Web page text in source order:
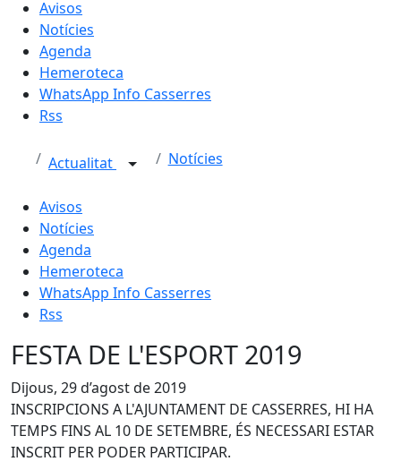
Avisos
Notícies
Agenda
Hemeroteca
WhatsApp Info Casserres
Rss
Actualitat Notícies
Avisos
Notícies
Agenda
Hemeroteca
WhatsApp Info Casserres
Rss
FESTA DE L'ESPORT 2019
Dijous, 29 d’agost de 2019
INSCRIPCIONS A L'AJUNTAMENT DE CASSERRES, HI HA
TEMPS FINS AL 10 DE SETEMBRE, ÉS NECESSARI ESTAR
INSCRIT PER PODER PARTICIPAR.